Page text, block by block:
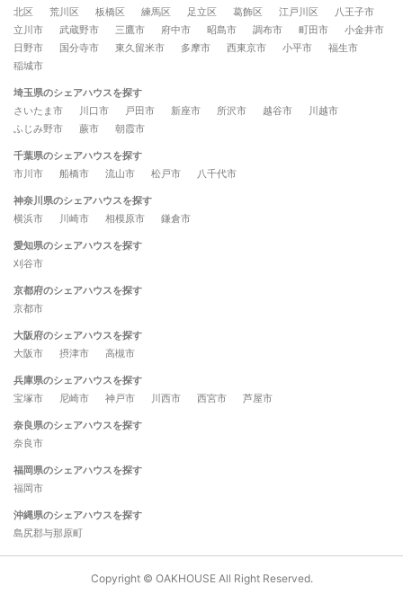
北区
荒川区 板橋区 練馬区 足立区 葛飾区 江戸川区
八王子市
立川市
武蔵野市 三鷹市 府中市 昭島市 調布市 町田市
小金井市
日野市
国分寺市 東久留米市 多摩市 西東京市 小平市
福生市
稲城市
埼玉県のシェアハウスを探す
さいたま市
川口市 戸田市 新座市 所沢市 越谷市
川越市
ふじみ野市
蕨市 朝霞市
千葉県のシェアハウスを探す
市川市
船橋市 流山市 松戸市 八千代市
神奈川県のシェアハウスを探す
横浜市
川崎市 相模原市 鎌倉市
愛知県のシェアハウスを探す
刈谷市
京都府のシェアハウスを探す
京都市
大阪府のシェアハウスを探す
大阪市
摂津市 高槻市
兵庫県のシェアハウスを探す
宝塚市
尼崎市 神戸市 川西市 西宮市 芦屋市
奈良県のシェアハウスを探す
奈良市
福岡県のシェアハウスを探す
福岡市
沖縄県のシェアハウスを探す
島尻郡与那原町
Copyright © OAKHOUSE All Right Reserved.